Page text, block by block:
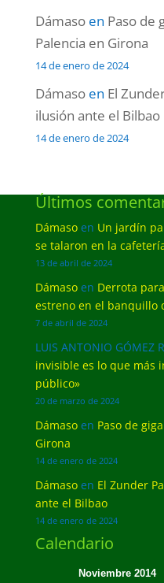
Dámasoen Paso de
Palencia en Girona
14 de enero de 2024
Dámasoen El
ilusión ante el Bilbao
14 de enero de 2024
Últimos
Dámasoen Un jardín
se talaron en la
13 de abril de 2024
Dámasoen Derrota
estreno en el banquillo
7 de abril de 2024
LUIS ANTONIO GÓMEZ
invisible es lo que más
público»
20 de marzo de 2024
Dámasoen Paso de
Girona
14 de enero de 2024
Dámasoen El Zunder
ante el Bilbao
14 de enero de 2024
Calendario
Noviembre 2014